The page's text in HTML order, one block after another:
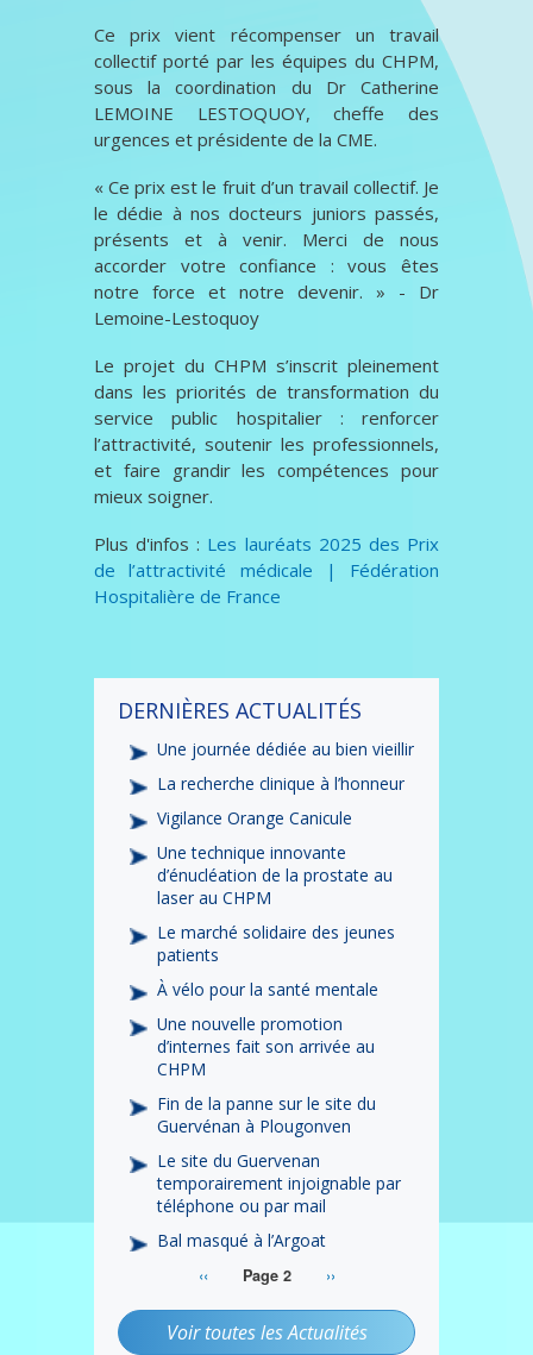
Ce prix vient récompenser un travail
collectif porté par les équipes du CHPM,
sous la coordination du Dr Catherine
LEMOINE LESTOQUOY, cheffe des
urgences et présidente de la CME.
« Ce prix est le fruit d’un travail collectif. Je
le dédie à nos docteurs juniors passés,
présents et à venir. Merci de nous
accorder votre confiance : vous êtes
notre force et notre devenir. » - Dr
Lemoine-Lestoquoy
Le projet du CHPM s’inscrit pleinement
dans les priorités de transformation du
service public hospitalier : renforcer
l’attractivité, soutenir les professionnels,
et faire grandir les compétences pour
mieux soigner.
Plus d'infos : Les lauréats 2025 des Prix
de l’attractivité médicale | Fédération
Hospitalière de France
DERNIÈRES ACTUALITÉS
Une journée dédiée au bien vieillir
La recherche clinique à l’honneur
Vigilance Orange Canicule
Une technique innovante
d’énucléation de la prostate au
laser au CHPM
Le marché solidaire des jeunes
patients
À vélo pour la santé mentale
Une nouvelle promotion
d’internes fait son arrivée au
CHPM
Fin de la panne sur le site du
Guervénan à Plougonven
Le site du Guervenan
temporairement injoignable par
téléphone ou par mail
Bal masqué à l’Argoat
Page
‹‹ Page 2
Page
››
Voir toutes les Actualités